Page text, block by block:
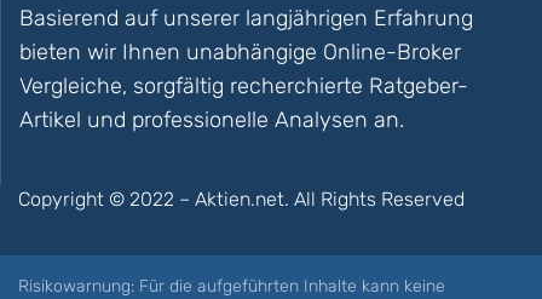
Basierend auf unserer langjährigen Erfahrung
bieten wir Ihnen unabhängige Online-Broker
Vergleiche, sorgfältig recherchierte Ratgeber-
Artikel und professionelle Analysen an.
Copyright © 2022 – Aktien.net. All Rights Reserved
Risikowarnung: Für die aufgeführten Inhalte kann keine